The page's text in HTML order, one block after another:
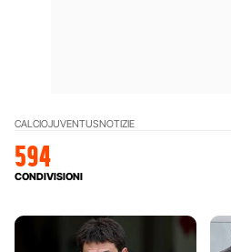
CALCIOJUVENTUSNOTIZIE
594
CONDIVISIONI